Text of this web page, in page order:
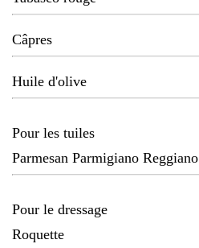
Câpres
Huile d'olive
Pour les tuiles
Parmesan Parmigiano Reggiano
Pour le dressage
Roquette